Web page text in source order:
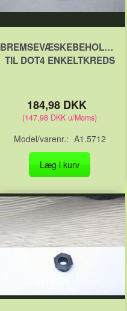
TIL DOT4 ENKELTKREDS
184,98 DKK
(147,98 DKK u/Moms)
Model/varenr.: A1.5712
Læg i kurv